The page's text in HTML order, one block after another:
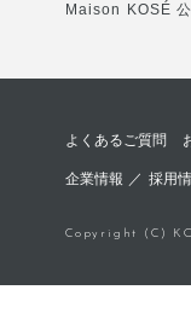
Maison KOSÉ
よくあるご質問
企業情報 ／採用
Copyright (C)